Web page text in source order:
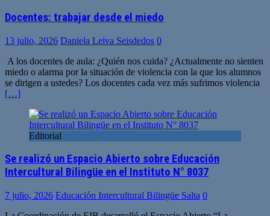
Docentes: trabajar desde el miedo
13 julio, 2026 Daniela Leiva Seisdedos 0
A los docentes de aula: ¿Quién nos cuida? ¿Actualmente no sienten
miedo o alarma por la situación de violencia con la que los alumnos
se dirigen a ustedes? Los docentes cada vez más sufrimos violencia
[…]
Editorial
Se realizó un Espacio Abierto sobre Educación
Intercultural Bilingüe en el Instituto N° 8037
7 julio, 2026 Educación Intercultural Bilingüe Salta 0